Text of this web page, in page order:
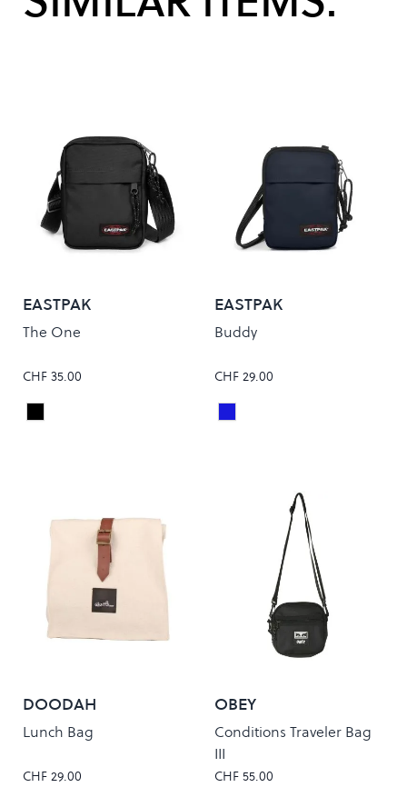
EASTPAK
The One
CHF 35.00
Colour
Black
EASTPAK
Buddy
CHF 29.00
Colour
Ultra Marine
DOODAH
Lunch Bag
CHF 29.00
OBEY
Conditions Traveler Bag
III
CHF 55.00